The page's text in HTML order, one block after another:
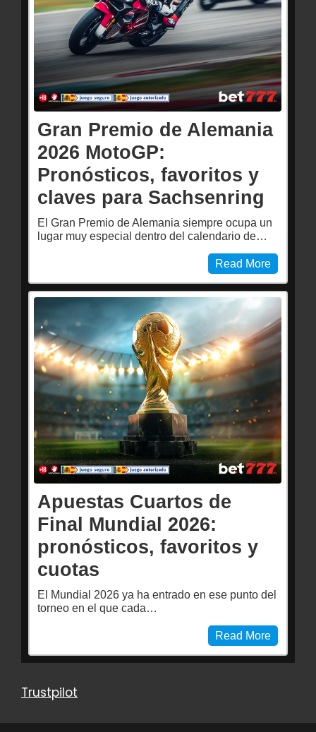
Gran Premio de Alemania
2026 MotoGP:
Pronósticos, favoritos y
claves para Sachsenring
El Gran Premio de Alemania siempre ocupa un
lugar muy especial dentro del calendario de…
Read More
Apuestas Cuartos de
Final Mundial 2026:
pronósticos, favoritos y
cuotas
El Mundial 2026 ya ha entrado en ese punto del
torneo en el que cada…
Read More
Trustpilot